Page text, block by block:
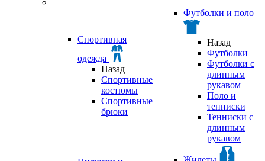
Спортивная
одежда
Назад
Спортивные
костюмы
Спортивные
брюки
Футболки и поло
Назад
Футболки
Футболки с
длинным
рукавом
Поло и
тенниски
Тенниски с
длинным
рукавом